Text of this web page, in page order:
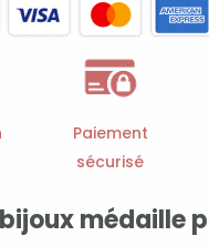
Paiement
sécurisé
médaille